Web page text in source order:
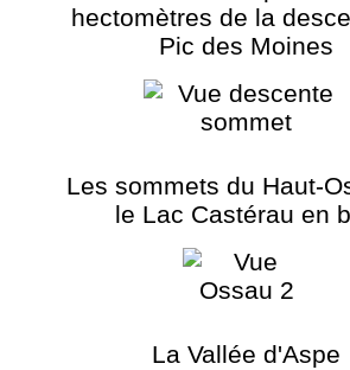
hectomètres de la
Pic des Moines
Les sommets du Haut-
le Lac Castérau en
La Vallée d'Aspe